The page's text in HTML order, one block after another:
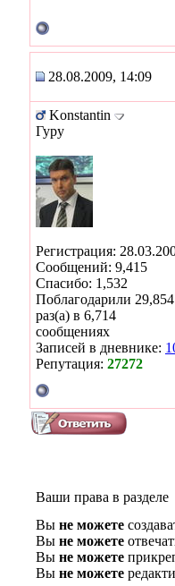
28.08.2009, 14:09
Konstantin
Гуру
Регистрация:
Сообщений: 9,415
Спасибо: 1,532
Поблагодарили 29,854
раз(а) в 6,714
сообщениях
Записей в дневнике:
Репутация: 27272
Ваши права в разделе
Вы не можете
Вы не можете
Вы не можете
Вы не можете